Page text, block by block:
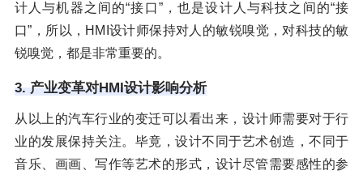
计人与机器之间的“接口”，也是设计人与科技之间的“接
口”，所以，HMI设计师保持对人的敏锐嗅觉，对科技的敏
锐嗅觉，都是非常重要的。
3. 产业变革对HMI设计影响分析
从以上的汽车行业的变迁可以看出来，设计师需要对于行
业的发展保持关注。毕竟，设计不同于艺术创造，不同于
音乐、画画、写作等艺术的形式，设计尽管需要感性的参